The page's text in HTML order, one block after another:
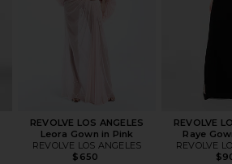
REVOLVE LOS ANGELES
Leora Gown in Pink
REVOLVE LOS ANGELES
$650
REVOLVE
Raye
REVOLVE